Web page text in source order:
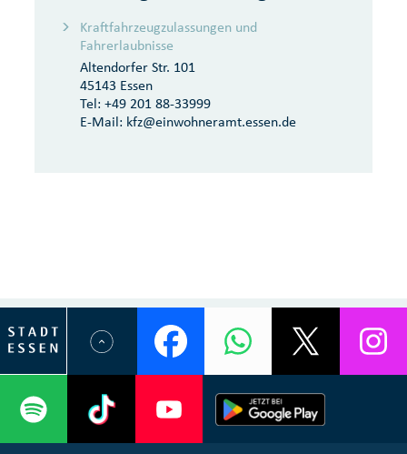
Kraftfahrzeugzulassungen und
Fahrerlaubnisse
Altendorfer Str. 101
45143 Essen
Tel: +49 201 88-33999
E-Mail: kfz@einwohneramt.essen.de